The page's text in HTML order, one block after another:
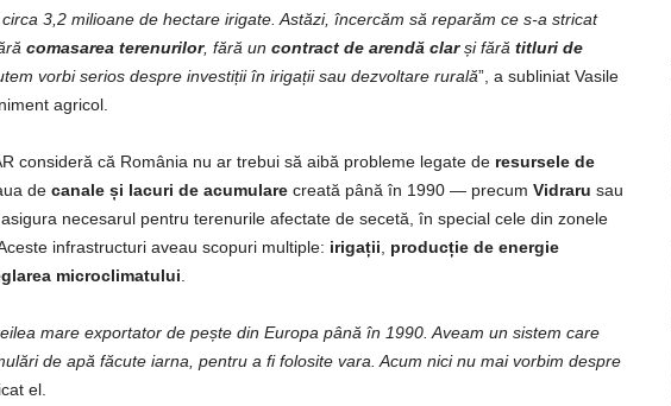
circa 3,2 milioane de hectare irigate. Astăzi, încercăm să reparăm ce s-a stricat
comasarea terenurilor, fără un contract de arendă clarși fără titluri de
vorbi serios despre investiții în irigații sau dezvoltare rurală”, a subliniat Vasile
agricol.
consideră că România nu ar trebui să aibă probleme legate de resursele de
de canale și lacuri de acumularecreată până în 1990 — precum Vidraru sau
necesarul pentru terenurile afectate de secetă, în special cele din zonele
Aceste infrastructuri aveau scopuri multiple: irigații
producție de energie
microclimatului
mare exportator de pește din Europa până în 1990. Aveam un sistem care
de apă făcute iarna, pentru a fi folosite vara. Acum nici nu mai vorbim despre
el.